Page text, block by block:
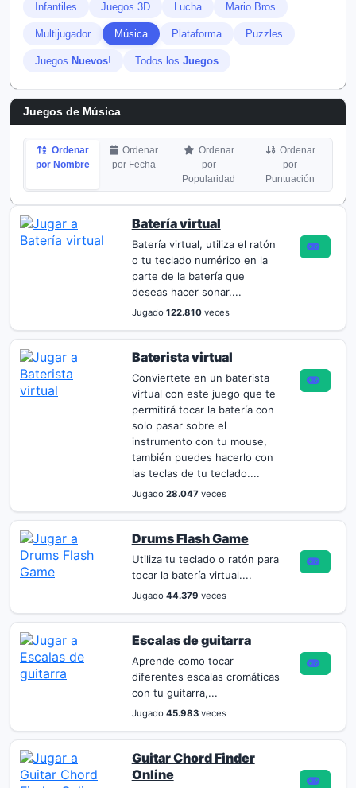
Infantiles Juegos 3D Lucha Mario Bros
Multijugador Música Plataforma Puzzles
Juegos Nuevos! Todos los Juegos
Juegos de Música
Ordenar
por Nombre
Ordenar
por Fecha
Ordenar
por
Popularidad
Ordenar
por
Puntuación
Batería virtual
Batería virtual, utiliza el ratón
o tu teclado numérico en la
parte de la batería que
deseas hacer sonar....
Jugado 122.810veces
Baterista virtual
Conviertete en un baterista
virtual con este juego que te
permitirá tocar la batería con
solo pasar sobre el
instrumento con tu mouse,
también puedes hacerlo con
las teclas de tu teclado....
Jugado 28.047veces
Drums Flash Game
Utiliza tu teclado o ratón para
tocar la batería virtual....
Jugado 44.379 veces
Escalas de guitarra
Aprende como tocar
diferentes escalas cromáticas
con tu guitarra,...
Jugado 45.983veces
Guitar Chord Finder
Online